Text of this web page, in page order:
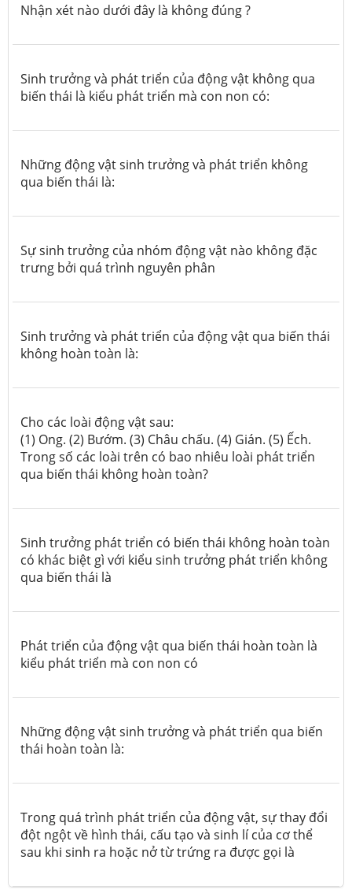
Nhận xét nào dưới đây là không đúng ?
Sinh trưởng và phát triển của động vật không qua
biến thái là kiểu phát triển mà con non có:
Những động vật sinh trưởng và phát triển không
qua biến thái là:
Sự sinh trưởng của nhóm động vật nào không đặc
trưng bởi quá trình nguyên phân
Sinh trưởng và phát triển của động vật qua biến thái
không hoàn toàn là:
Cho các loài động vật sau:
(1) Ong. (2) Bướm. (3) Châu chấu. (4) Gián. (5) Ếch.
Trong số các loài trên có bao nhiêu loài phát triển
qua biến thái không hoàn toàn?
Sinh trưởng phát triển có biến thái không hoàn toàn
có khác biệt gì với kiểu sinh trưởng phát triển không
qua biến thái là
Phát triển của động vật qua biến thái hoàn toàn là
kiểu phát triển mà con non có
Những động vật sinh trưởng và phát triển qua biến
thái hoàn toàn là:
Trong quá trình phát triển của động vật, sự thay đổi
đột ngột về hình thái, cấu tạo và sinh lí của cơ thể
sau khi sinh ra hoặc nở từ trứng ra được gọi là